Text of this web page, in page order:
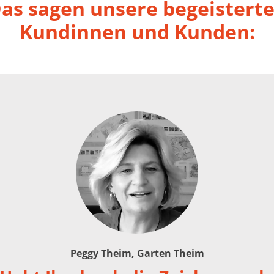
sagen unsere
Kundinnen und Kunden:
Peggy Theim, Garten Theim